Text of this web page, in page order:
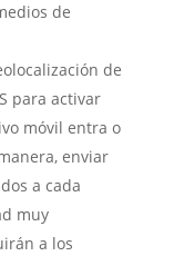
de
de
para activar
móvil entra o
enviar
a cada
muy
a los